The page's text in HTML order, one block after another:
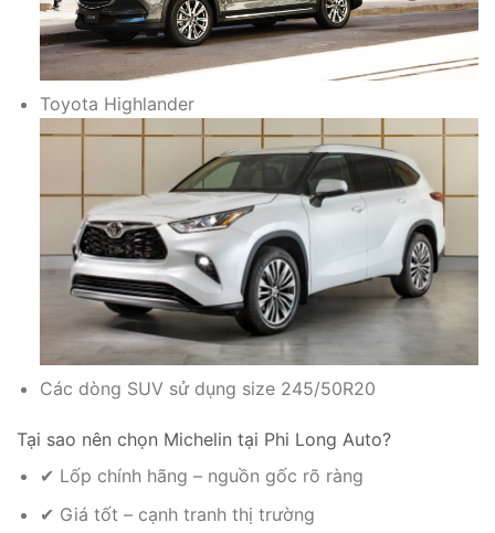
Toyota Highlander
Các dòng SUV sử dụng size 245/50R20
Tại sao nên chọn Michelin tại Phi Long Auto?
✔ Lốp chính hãng – nguồn gốc rõ ràng
✔ Giá tốt – cạnh tranh thị trường